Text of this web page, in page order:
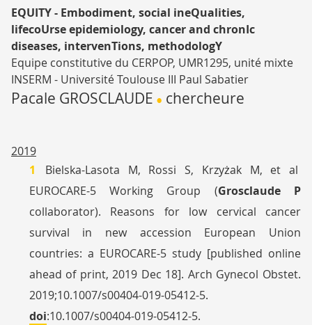
ÉQUIPES DE
RECHERCHE
EQUIPE
5
EQUITY - Embodiment, social ineQualities,
lifecoUrse epidemiology, cancer and chronIc
diseases, intervenTions, methodologY
Equipe constitutive du CERPOP, UMR1295, unité mixte
INSERM - Université Toulouse III Paul Sabatier
Pacale GROSCLAUDE • chercheure
2019
Bielska-Lasota M, Rossi S, Krzyżak M, et al
EUROCARE-5 Working Group (Grosclaude P
collaborator). Reasons for low cervical cancer
survival in new accession European Union
countries: a EUROCARE-5 study [published online
ahead of print, 2019 Dec 18]. Arch Gynecol Obstet.
2019;10.1007/s00404-019-05412-5.
doi:10.1007/s00404-019-05412-5.